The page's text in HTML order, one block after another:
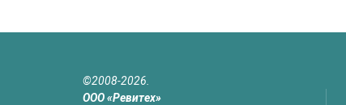
©2008-2026.
ООО «Ревитех»